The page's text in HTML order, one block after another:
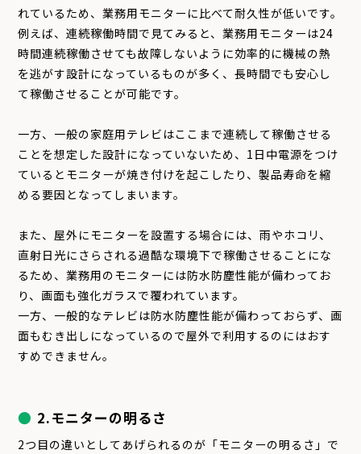
れているため、業務用モニターに比べて耐久性が低いです。
例えば、連続稼働時間で見てみると、業務用モニターは24
時間連続稼働させても故障しないように効率的に機械の熱
を逃がす設計になっているものが多く、長時間でも安心し
て稼働させることが可能です。
一方、一般の家庭用テレビはここまで連続して稼働させる
ことを想定した設計になっていないため、1日中電源をつけ
ているとモニターが焼き付けを起こしたり、製品寿命を縮
める要因となってしまいます。
また、屋外にモニターを設置する場合には、雨やホコリ、
直射日光にさらされる過酷な環境下で稼働させることにな
るため、業務用のモニターには防水防塵性能が備わってお
り、画面も強化ガラスで覆われています。
一方、一般的なテレビは防水防塵性能が備わっておらず、画
面もむき出しになっているので屋外で利用するのにはおす
すめできません。
2.モニターの明るさ
2つ目の違いとしてあげられるのが「モニターの明るさ」で